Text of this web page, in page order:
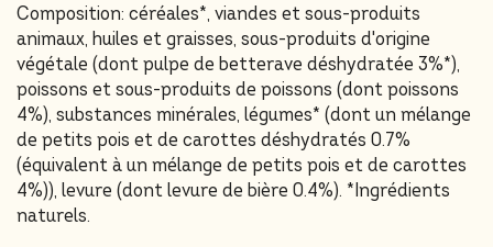
Composition: céréales*, viandes et sous-produits
animaux, huiles et graisses, sous-produits d'origine
végétale (dont pulpe de betterave déshydratée 3%*),
poissons et sous-produits de poissons (dont poissons
4%), substances minérales, légumes* (dont un mélange
de petits pois et de carottes déshydratés 0.7%
(équivalent à un mélange de petits pois et de carottes
4%)), levure (dont levure de bière 0.4%). *Ingrédients
naturels.